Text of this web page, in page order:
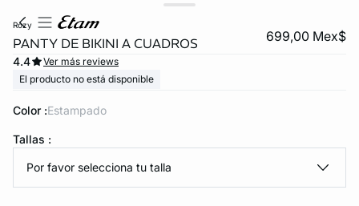
DE PANTIES
rozy
PANTY DE BIKINI A CUADROS 699,00 Mex$
4.4
Ver más reviews
El producto no está disponible
Color : estampado
Tallas :
Por favor selecciona tu talla